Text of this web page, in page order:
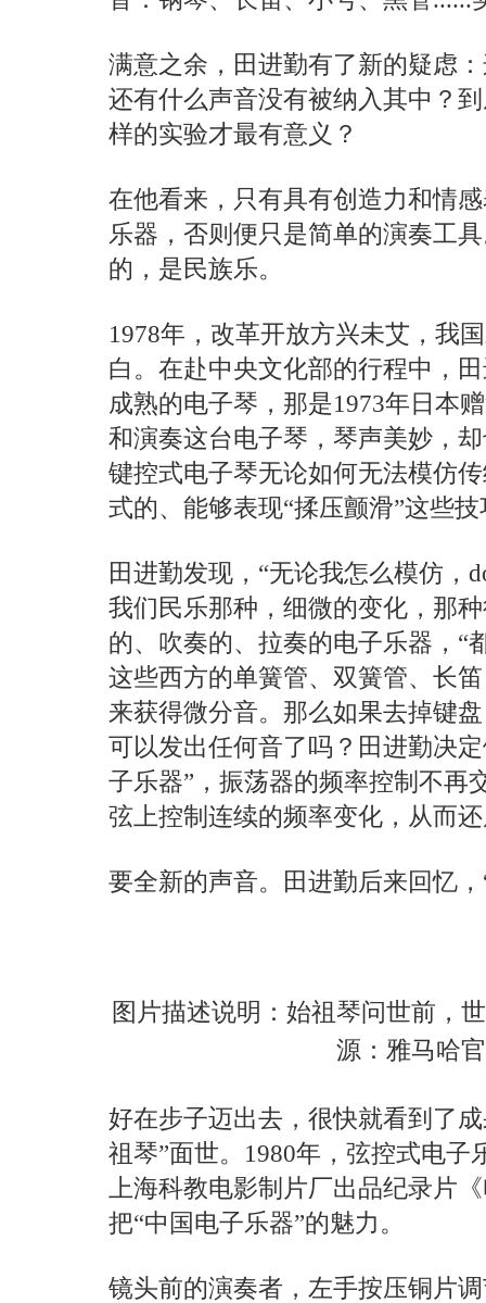
满意之余，田进勤有了新的疑虑
还有什么声音没有被纳入其中？
样的实验才最有意义？
在他看来，只有具有创造力和情
乐器，否则便只是简单的演奏工
的，是民族乐。
1978年，改革开放方兴未艾，我
白。在赴中央文化部的行程中，
成熟的电子琴，那是1973年日本
和演奏这台电子琴，琴声美妙，
键控式电子琴无论如何无法模仿
式的、能够表现“揉压颤滑”这些
田进勤发现，“无论我怎么模仿，
我们民乐那种，细微的变化，那
的、吹奏的、拉奏的电子乐器，“
这些西方的单簧管、双簧管、长
来获得微分音。那么如果去掉键
可以发出任何音了吗？田进勤决
子乐器”，振荡器的频率控制不再
弦上控制连续的频率变化，从而
要全新的声音。田进勤后来回忆
图片描述说明：始祖琴问世前，
源：雅马哈
好在步子迈出去，很快就看到了
祖琴”面世。1980年，弦控式电
上海科教电影制片厂出品纪录片
把“中国电子乐器”的魅力。
镜头前的演奏者，左手按压铜片